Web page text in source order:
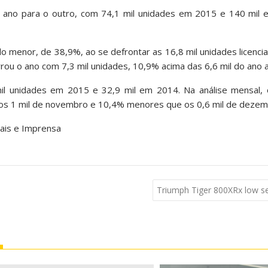
para o outro, com 74,1 mil unidades em 2015 e 140 mil
de 38,9%, ao se defrontar as 16,8 mil unidades
o ano com 7,3 mil unidades, 10,9% acima das 6,6 mil do ano
unidades em 2015 e 32,9 mil em 2014. Na análise mensal,
1 mil de novembro e 10,4% menores que os 0,6 mil de
e Imprensa
Triumph Tiger 800XRx low